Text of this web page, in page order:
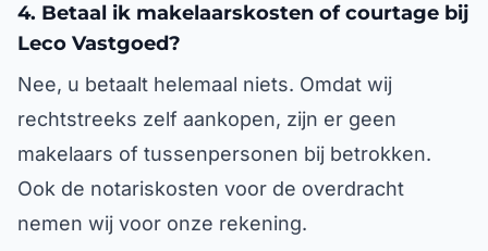
4. Betaal ik makelaarskosten of courtage bij
Leco Vastgoed?
Nee, u betaalt helemaal niets. Omdat wij
rechtstreeks zelf aankopen, zijn er geen
makelaars of tussenpersonen bij betrokken.
Ook de notariskosten voor de overdracht
nemen wij voor onze rekening.